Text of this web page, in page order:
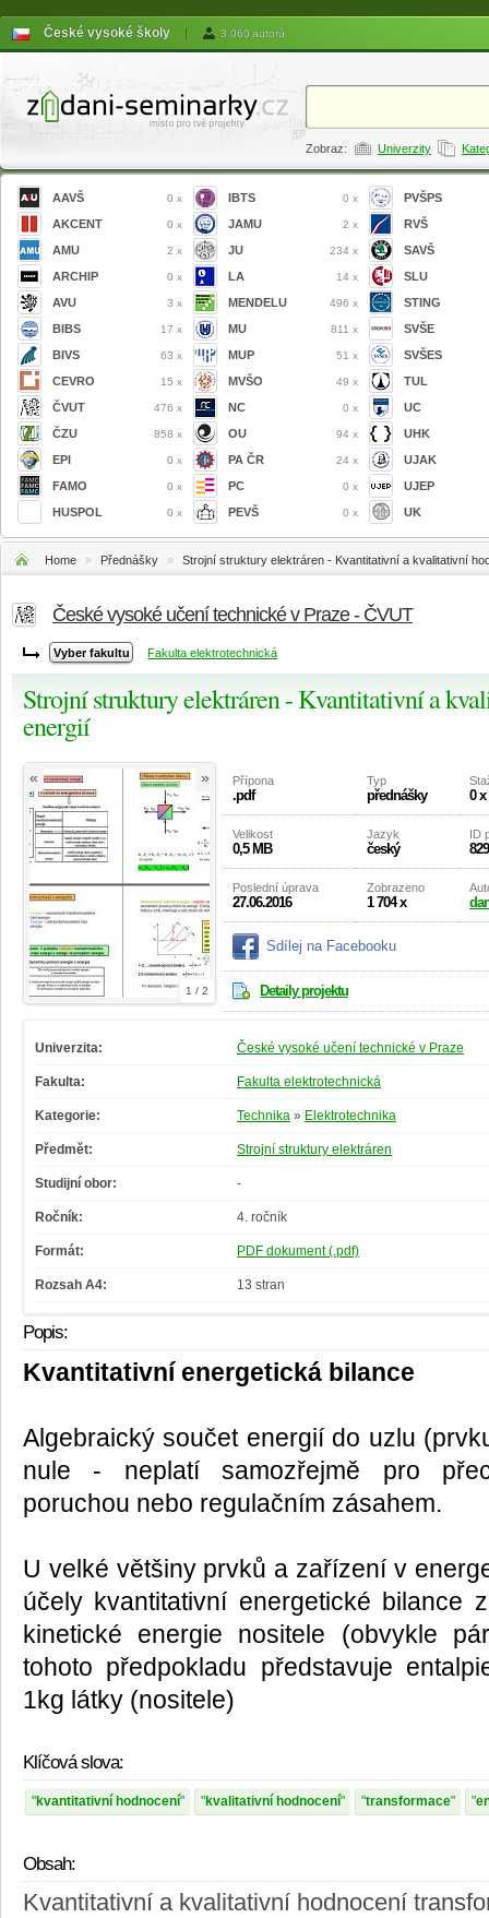
České vysoké školy | 3 060 autorů
Zobraz: Univerzity
AAVŠ 0 x
AKCENT 0 x
AMU 2 x
ARCHIP 0 x
AVU 3 x
BIBS 17 x
BIVS 63 x
CEVRO 15 x
ČVUT 476 x
ČZU 858 x
EPI 0 x
FAMO 0 x
HUSPOL 0 x
IBTS 0 x
JAMU 2 x
JU 234 x
LA 14 x
MENDELU 496 x
MU 811 x
MUP 51 x
MVŠO 49 x
NC 0 x
OU 94 x
PA ČR 24 x
PC 0 x
PEVŠ 0 x
PVŠPS
RVŠ
SAVŠ
SLU
STING
SVŠE
SVŠES
TUL
UC
UHK
UJAK
UJEP
UK
Home » Přednášky » Strojní struktury elektráren - Kvantitativní a kvalitativní
České vysoké učení technické v Praze - ČVUT
Fakulta elektrotechnická
Strojní struktury elektráren - Kvantitativní a
energií
1 / 2
« » Přípona
.pdf
Typ
přednášky 0 x
Velikost
0,5 MB
Jazyk
český
ID
Poslední úprava
27.06.2016
Zobrazeno
1 704 x
Sdílej na Facebooku
Detaily projektu
Univerzita: České vysoké učení technické v Praze
Fakulta: Fakulta elektrotechnická
Kategorie: Technika » Elektrotechnika
Předmět: Strojní struktury elektráren
Studijní obor: -
Ročník: 4. ročník
Formát: PDF dokument (.pdf)
Rozsah A4: 13 stran
Popis:
Kvantitativní energetická bilance
Algebraický součet energií do uzlu
nule - neplatí samozřejmě pro
poruchou nebo regulačním zásahem.
U velké většiny prvků a zařízení v
účely kvantitativní energetické bilance
kinetické energie nositele (obvykle
tohoto předpokladu představuje
1kg látky (nositele)
Klíčová slova:
kvantitativní hodnocení kvalitativní hodnocení transformace
Obsah:
Kvantitativní a kvalitativní hodnocení